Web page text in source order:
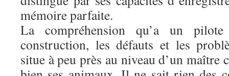
mémoire parfaite.
La compréhension qu’a un
construction, les défauts et les
situe à peu près au niveau d’un